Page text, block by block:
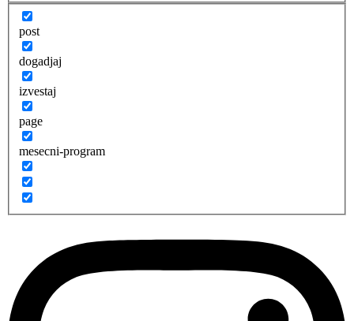
post
dogadjaj
izvestaj
page
mesecni-program